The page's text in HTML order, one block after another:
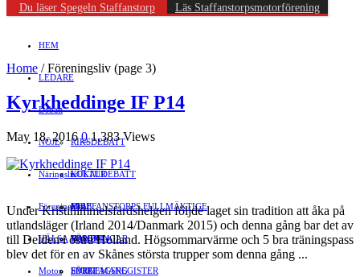
Du läser Spegeln Staffanstorp Läs Staffanstorpsmotorförening
HEM
LEDARE
Debatt
RIKSDEBATT
LOKALDEBATT
STAFFANSTORPS FULLMÄKTIGE
VAL 2014
NÖJE
KULTUR
Mat
RESOR
EVENEMANG
Näringsliv
JOBB
HANDEL
FÖRETAGSREGISTER
Föreningsliv
FÖRENINGAR
SPORT
HÄLSA
Motor
Home /Föreningsliv (page 3)
Kyrkheddinge IF P14
May 18, 2016 0 1,383 Views
Under Kristihimmelsfärdshelgen följde laget sin tradition att åka på
utlandsläger (Irland 2014/Danmark 2015) och denna gång bar det av
till Delden i östra Holland. Högsommarvärme och 5 bra träningspass
blev det för en av Skånes största trupper som denna gång ...